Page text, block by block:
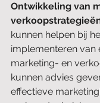
Ontwikkeling van
kunnen helpen bij
implementeren van
marketing- en
kunnen advies
effectieve